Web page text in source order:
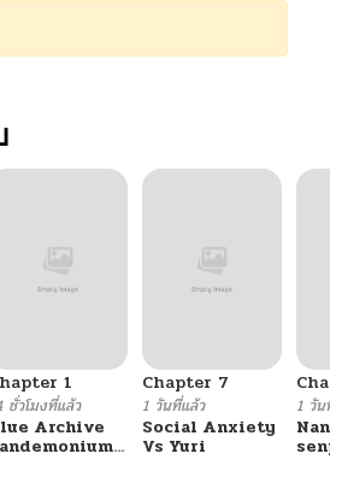
1
ชั่วโมงที่แล้ว
Archive
Chapter 7
1 วันที่แล้ว
Social Anxiety
Vs Yuri
1 วันที่แ